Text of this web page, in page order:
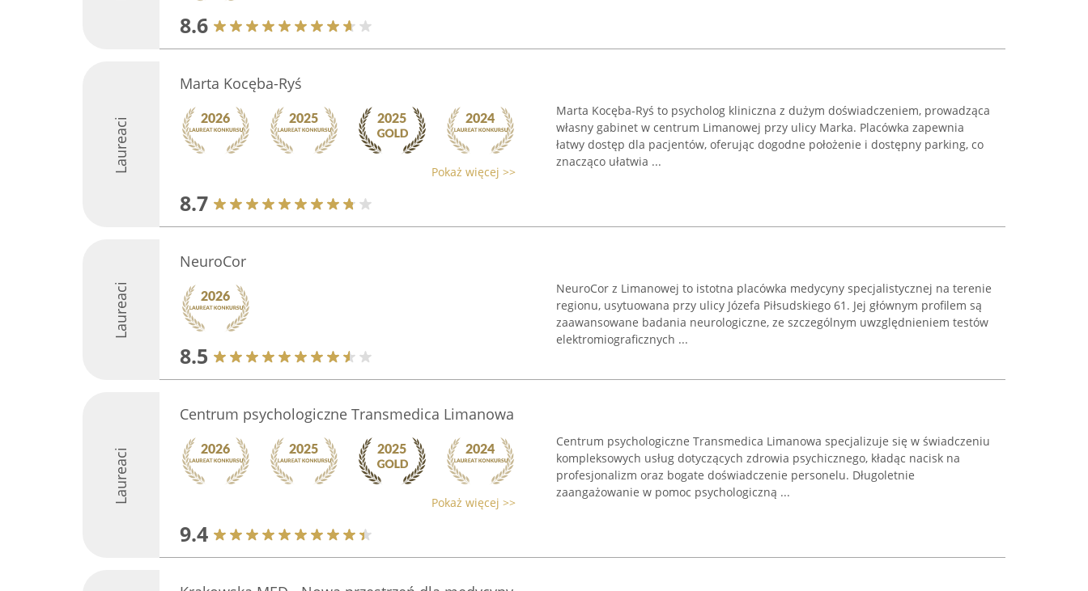
8.6
Laureaci
Marta Kocęba-Ryś
Pokaż więcej >>
8.7
Marta Kocęba-Ryś to psycholog kliniczna z dużym doświadczeniem, prowadząca
własny gabinet w centrum Limanowej przy ulicy Marka. Placówka zapewnia
łatwy dostęp dla pacjentów, oferując dogodne położenie i dostępny parking, co
znacząco ułatwia ...
Laureaci
NeuroCor
8.5
NeuroCor z Limanowej to istotna placówka medycyny specjalistycznej na terenie
regionu, usytuowana przy ulicy Józefa Piłsudskiego 61. Jej głównym profilem są
zaawansowane badania neurologiczne, ze szczególnym uwzględnieniem testów
elektromiograficznych ...
Laureaci
Centrum psychologiczne Transmedica Limanowa
Pokaż więcej >>
9.4
Centrum psychologiczne Transmedica Limanowa specjalizuje się w świadczeniu
kompleksowych usług dotyczących zdrowia psychicznego, kładąc nacisk na
profesjonalizm oraz bogate doświadczenie personelu. Długoletnie
zaangażowanie w pomoc psychologiczną ...